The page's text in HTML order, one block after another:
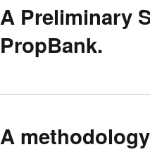
A Preliminary
PropBank.
A